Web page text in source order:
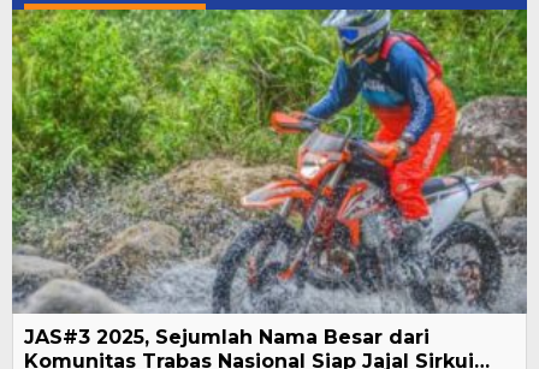
JAS#3 2025, Sejumlah Nama Besar dari
Komunitas Trabas Nasional Siap Jajal Sirkui…